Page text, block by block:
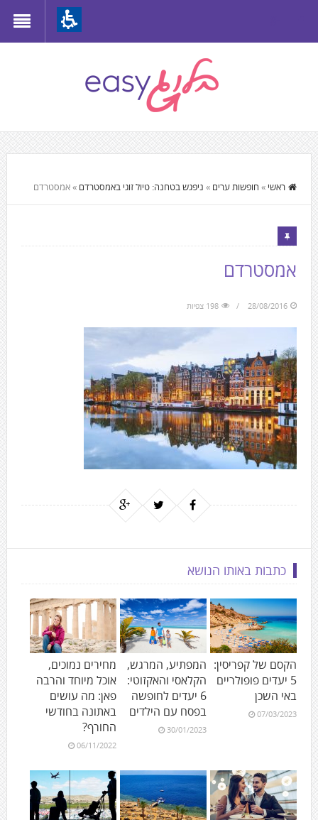
to
move
to
the
main
Content
התוכן
המרכזי,
You
can
press
Enter
to
skip
to
the
next
area
ראשי » חופשות ערים » ניפגש בטחנה: טיול זוגי באמסטרדם »אמסטרדם
אמסטרדם
28/08/2016 198 צפיות
כתבות באותו הנושא
הקסם של קפריסין:
5 יעדים פופולריים
באי השכן
07/03/2023
המפתיע, המרגש,
הקלאסי והאקזוטי:
6 יעדים לחופשה
בפסח עם הילדים
30/01/2023
מחירים נמוכים,
אוכל מיוחד והרבה
פאן: מה עושים
באתונה בחודשי
החורף?
06/11/2022